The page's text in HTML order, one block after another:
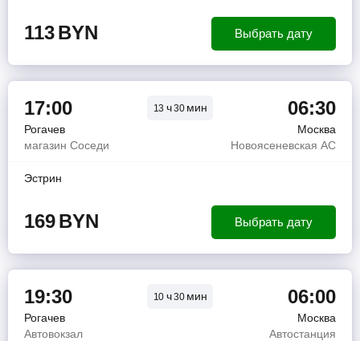
113BYN Выбрать дату
17:00 13 ч30 мин 06:30
Рогачев
Москва
магазин Соседи
Новоясеневская АС
Эстрин
169BYN Выбрать дату
19:30 10 ч30 мин 06:00
Рогачев
Москва
Автовокзал
Автостанция